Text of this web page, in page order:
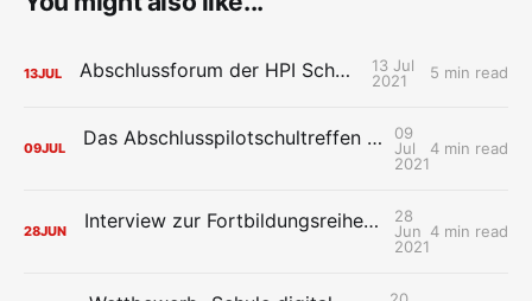
13JUL Abschlussforum der HPI Schul-Cloud
13 Jul
2021
5 min read
09JUL Das Abschlusspilotschultreffen der HPI Schul-Cloud: Wiedersehen macht Freude
09
Jul
2021
4 min read
28JUN Interview zur Fortbildungsreihe der HPI Schul-Cloud „Mit Design Thinking neue Ideen für die digitale Schule entwerfen“
28
Jun
2021
4 min read